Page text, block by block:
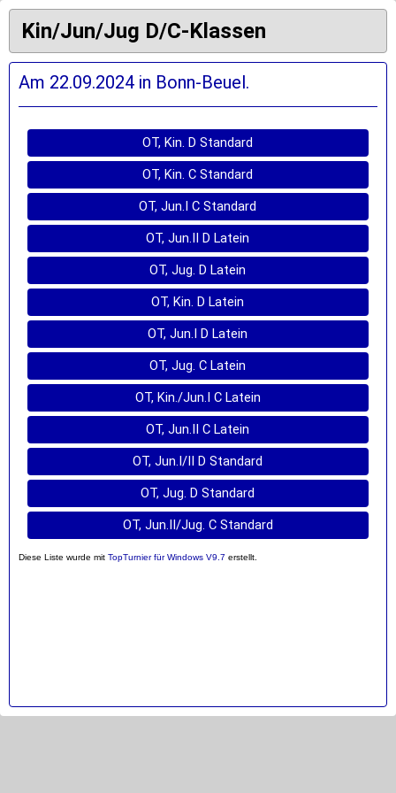
Kin/Jun/Jug D/C-Klassen
Am 22.09.2024 in Bonn-Beuel.
OT, Kin. D Standard
OT, Kin. C Standard
OT, Jun.I C Standard
OT, Jun.II D Latein
OT, Jug. D Latein
OT, Kin. D Latein
OT, Jun.I D Latein
OT, Jug. C Latein
OT, Kin./Jun.I C Latein
OT, Jun.II C Latein
OT, Jun.I/II D Standard
OT, Jug. D Standard
OT, Jun.II/Jug. C Standard
Diese Liste wurde mit TopTurnier für Windows V9.7 erstellt.